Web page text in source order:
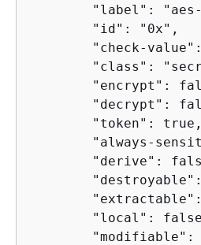
"label":
        "id": "0x",
"check-
"class":
"encrypt":
"decrypt":
        "token": true,
"always-
"derive":
"local":
"modifiable":